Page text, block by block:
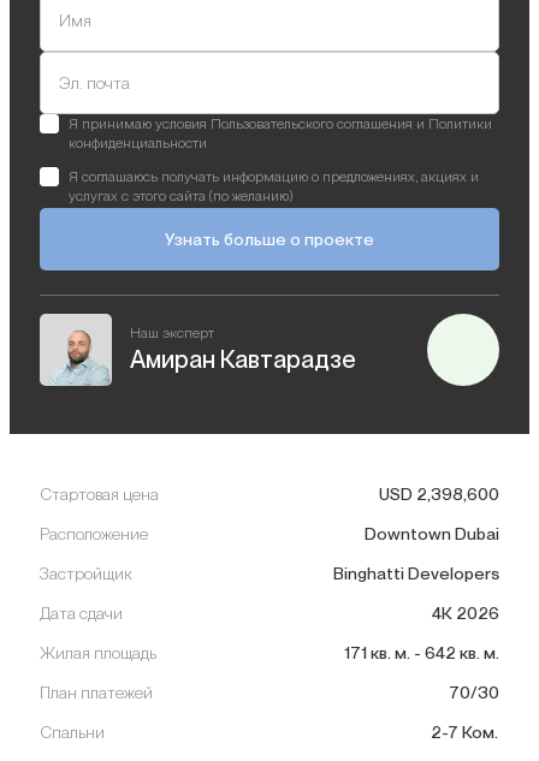
Имя
Эл. почта
Я принимаю условия Пользовательского соглашения и Политики
конфиденциальности
Я соглашаюсь получать информацию о предложениях, акциях и
услугах с этого сайта (по желанию)
Узнать больше о проекте
Наш эксперт
Амиран Кавтарадзе
Стартовая цена USD 2,398,600
Расположение Downtown Dubai
Застройщик Binghatti Developers
Дата сдачи 4К 2026
Жилая площадь 171кв. м. - 642 кв. м.
План платежей 70/30
Спальни 2-7 Ком.